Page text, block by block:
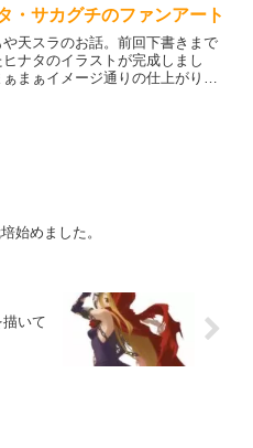
ボットアニメなんだけど、想像し
のと違った。キャ...
・サカグチのファンアート
や天スラのお話。前回下書きまで
ヒナタのイラストが完成しまし
まぁイメージ通りの仕上がり。
始めました。
いて